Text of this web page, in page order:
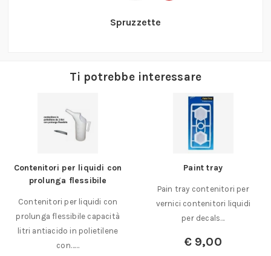
Spruzzette
Ti potrebbe interessare
Contenitori per liquidi con
prolunga flessibile
Contenitori per liquidi con
prolunga flessibile capacità
litri antiacido in polietilene
con……
Paint tray
Pain tray contenitori per
vernici contenitori liquidi
per decals…
€9,00